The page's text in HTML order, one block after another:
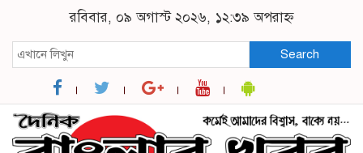
রবিবার, ০৯ অগাস্ট ২০২৬, ১২:৩৯ অপরাহ্ন
Search